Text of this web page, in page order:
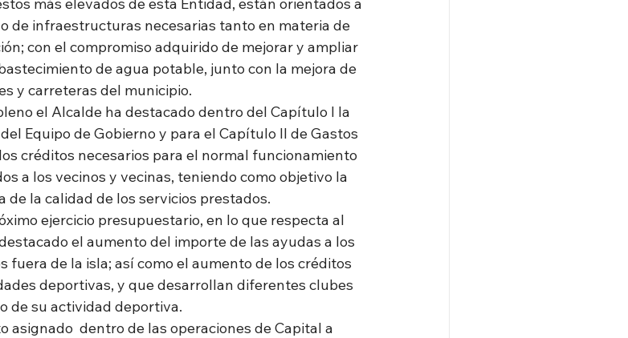
de infraestructuras necesarias tanto en materia de
con el compromiso adquirido de mejorar y ampliar
de agua potable, junto con la mejora de
y carreteras del municipio.
el Alcalde ha destacado dentro del Capítulo I la
Equipo de Gobierno y para el Capítulo II de Gastos
créditos necesarios para el normal funcionamiento
a los vecinos y vecinas, teniendo como objetivo la
de la calidad de los servicios prestados.
ejercicio presupuestario, en lo que respecta al
el aumento del importe de las ayudas a los
de la isla; así como el aumento de los créditos
deportivas, y que desarrollan diferentes clubes
de su actividad deportiva.
asignado  dentro de las operaciones de Capital a